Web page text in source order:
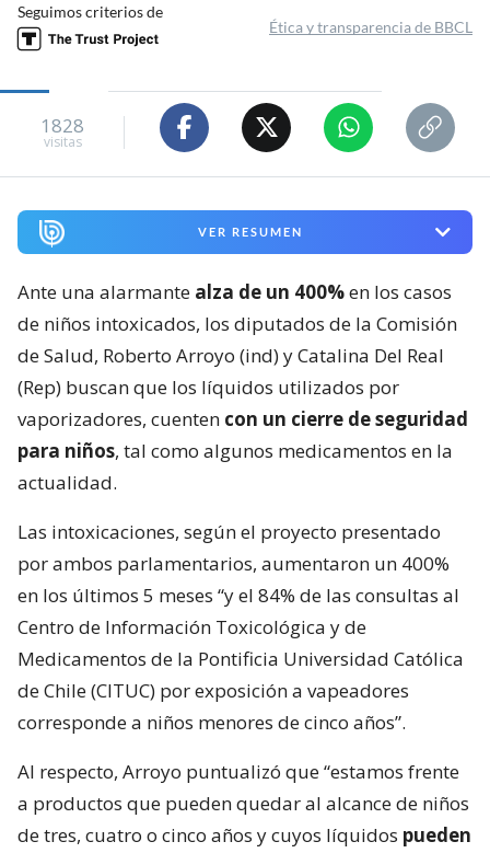
Seguimos criterios de
Ética y transparencia de BBCL
1828
visitas
VER RESUMEN
Ante una alarmante alza de un 400%en los casos
de niños intoxicados, los diputados de la Comisión
de Salud, Roberto Arroyo (ind) y Catalina Del Real
(Rep) buscan que los líquidos utilizados por
vaporizadores, cuenten con un cierre de seguridad
para niños, tal como algunos medicamentos en la
actualidad.
Las intoxicaciones, según el proyecto presentado
por ambos parlamentarios, aumentaron un 400%
en los últimos 5 meses “y el 84% de las consultas al
Centro de Información Toxicológica y de
Medicamentos de la Pontificia Universidad Católica
de Chile (CITUC) por exposición a vapeadores
corresponde a niños menores de cinco años”.
Al respecto, Arroyo puntualizó que “estamos frente
a productos que pueden quedar al alcance de niños
de tres, cuatro o cinco años y cuyos líquidos pueden